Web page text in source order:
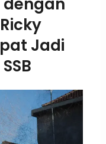
Jadi